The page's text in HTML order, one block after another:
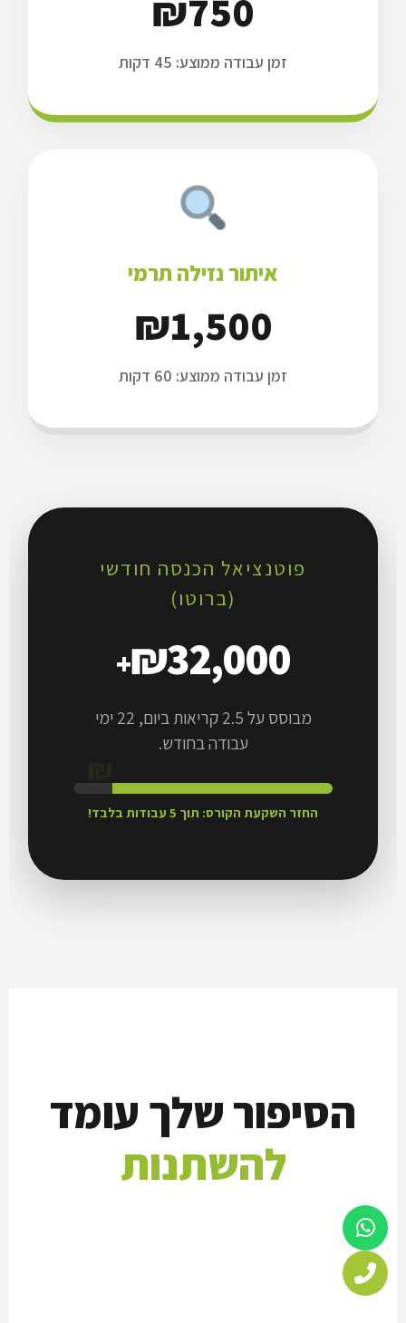
₪
₪750
זמן עבודה ממוצע: 45 דקות
איתור נזילה תרמי
₪1,500
זמן עבודה ממוצע: 60 דקות
פוטנציאל הכנסה חודשי
(ברוטו)
₪32,000
+
מבוסס על 2.5 קריאות ביום, 22 ימי
עבודה בחודש.
החזר השקעת הקורס: תוך 5 עבודות בלבד!
הסיפור שלך עומד
להשתנות